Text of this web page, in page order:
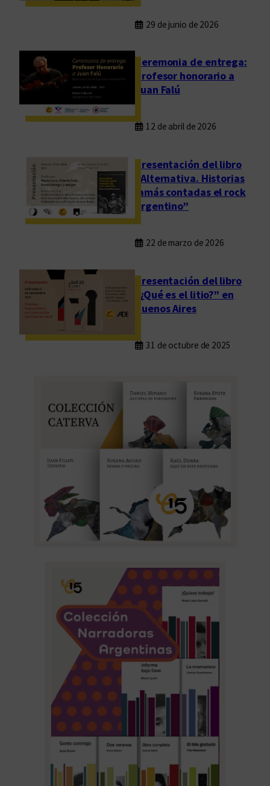
29 de junio de 2026
Ceremonia de entrega:
Profesor honorario a
Juan Falú
12 de abril de 2026
Presentación del libro
“Alternativa. Historias
jamás contadas el rock
argentino”
22 de marzo de 2026
Presentación del libro
“¿Qué es el litio?” en
Buenos Aires
31 de octubre de 2025